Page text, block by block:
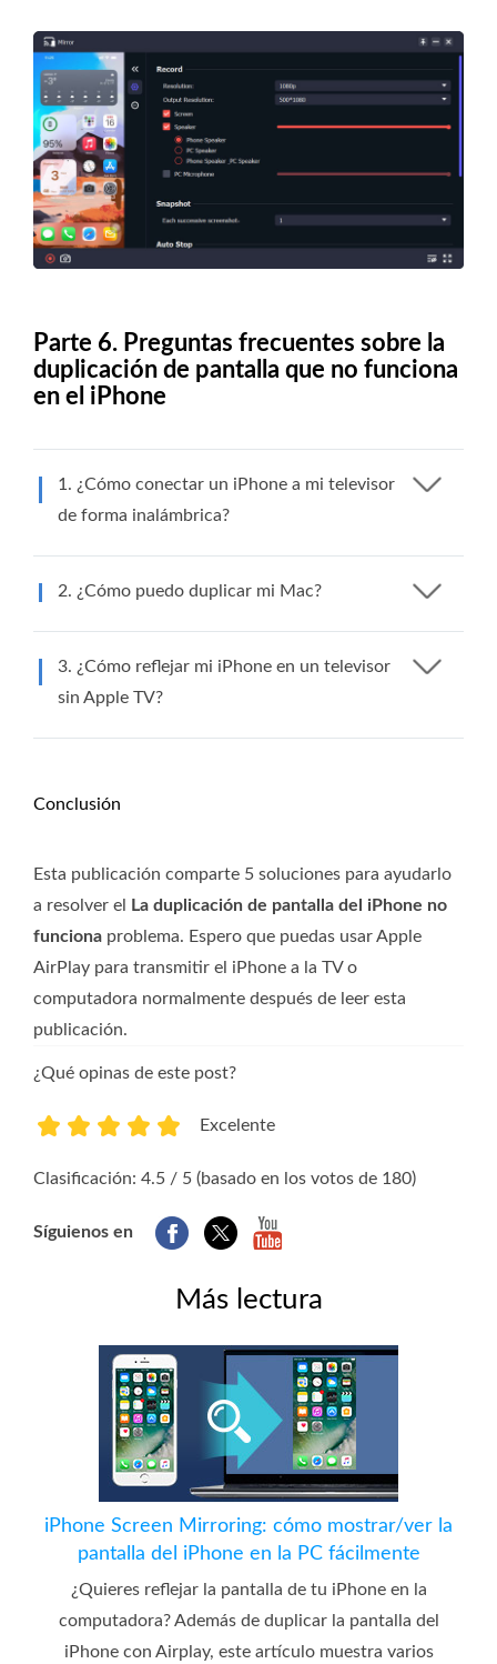
Parte 6. Preguntas frecuentes sobre la
duplicación de pantalla que no funciona
en el iPhone
1. ¿Cómo conectar un iPhone a mi televisor
de forma inalámbrica?
2. ¿Cómo puedo duplicar mi Mac?
3. ¿Cómo reflejar mi iPhone en un televisor
sin Apple TV?
Conclusión
Esta publicación comparte 5 soluciones para ayudarlo
a resolver el
La duplicación de pantalla del iPhone no
funciona problema. Espero que puedas usar Apple
AirPlay para transmitir el iPhone a la TV o
computadora normalmente después de leer esta
publicación.
¿Qué opinas de este post?
Excelente
Clasificación: 4.5 / 5 (basado en los votos de 180)
Síguienos en
Más lectura
iPhone Screen Mirroring: cómo mostrar/ver la
pantalla del iPhone en la PC fácilmente
¿Quieres reflejar la pantalla de tu iPhone en la
computadora? Además de duplicar la pantalla del
iPhone con Airplay, este artículo muestra varios